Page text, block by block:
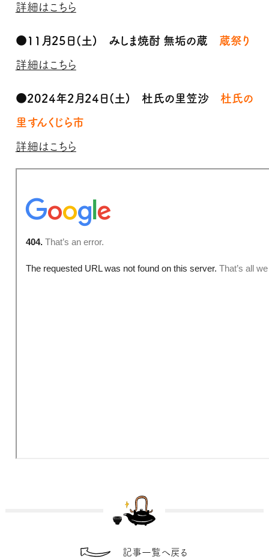
詳細はこちら
●11月25日(土) みしま焼酎 無垢の蔵 蔵祭り
詳細はこちら
●2024年2月24日(土) 杜氏の里笠沙杜氏の
里すんくじら市
詳細はこちら
記事一覧へ戻る